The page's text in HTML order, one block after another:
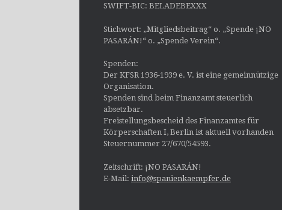
SWIFT-BIC: BELADEBEXXX
Stichwort: „Mitgliedsbeitrag“ o. „Spende ¡NO
PASARÁN!“ o. „Spende Verein“.
Spenden:
Der KFSR 1936-1939 e. V. ist eine gemeinnützige
Organisation.
Spenden sind beim Finanzamt steuerlich
absetzbar.
Freistellungsbescheid des Finanzamtes für
Körperschaften I, Berlin ist aktuell vorhanden
Steuernummer 27/670/54593.
Zeitschrift: ¡NO PASARÁN!
E-Mail: info@spanienkaempfer.de